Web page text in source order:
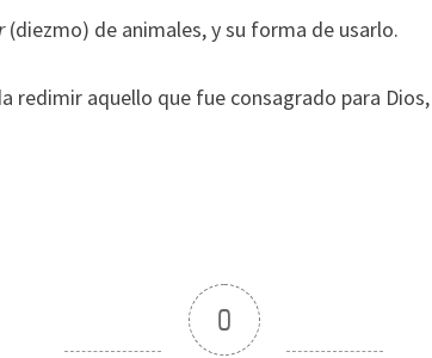
(diezmo) de animales, y su forma de usarlo.
redimir aquello que fue consagrado para
0